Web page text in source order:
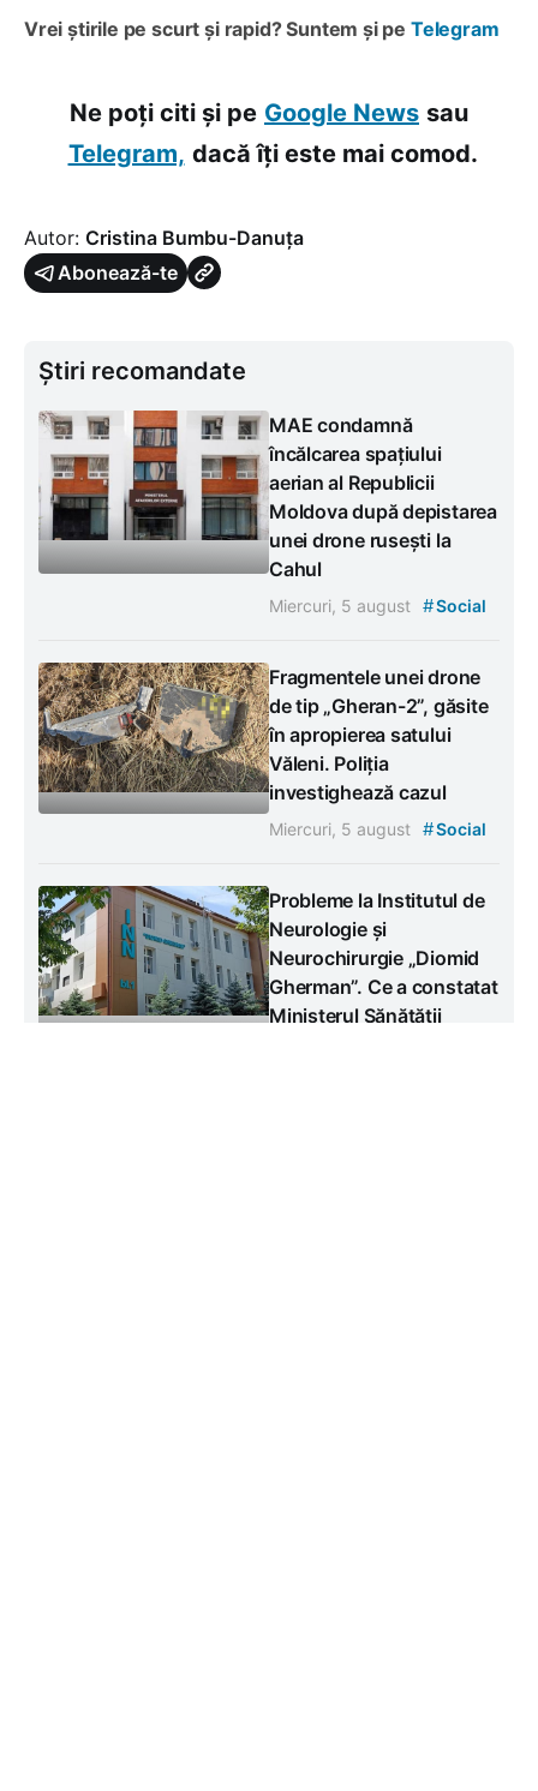
Vrei știrile pe scurt și rapid? Suntem și pe Telegram
Ne poți citi și pe Google News sau
Telegram, dacă îți este mai comod.
Autor: Cristina Bumbu-Danuța
Abonează-te
Știri recomandate
MAE condamnă
încălcarea spațiului
aerian al Republicii
Moldova după depistarea
unei drone rusești la
Cahul
Miercuri, 5 august #Social
Fragmentele unei drone
de tip „Gheran-2”, găsite
în apropierea satului
Văleni. Poliția
investighează cazul
Miercuri, 5 august #Social
Probleme la Institutul de
Neurologie și
Neurochirurgie „Diomid
Gherman”. Ce a constatat
Ministerul Sănătății